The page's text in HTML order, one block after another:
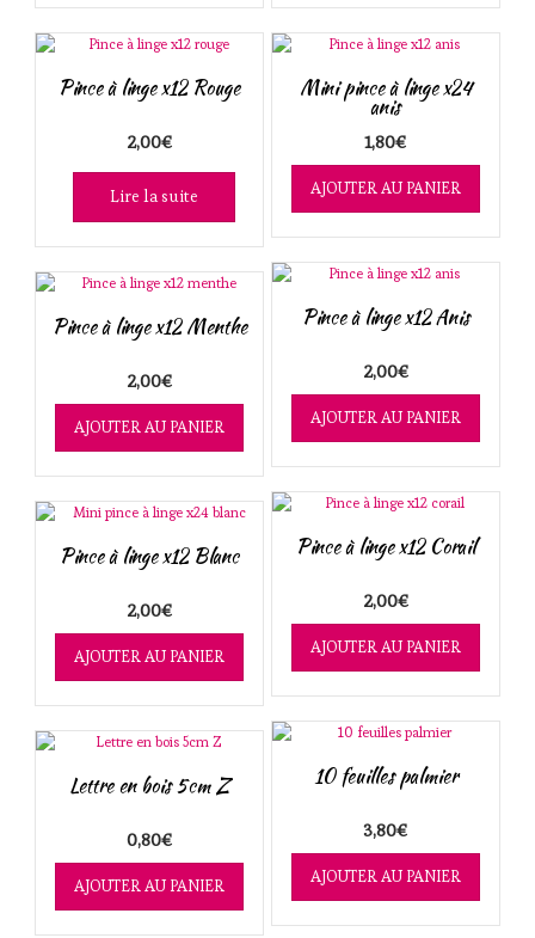
Mini pince à linge x24
anis
1,80€
AJOUTER AU PANIER
Pince à linge x12 Rouge
2,00€
Lire la suite
Pince à linge x12 Anis
2,00€
AJOUTER AU PANIER
Pince à linge x12 Menthe
2,00€
AJOUTER AU PANIER
Pince à linge x12 Corail
2,00€
AJOUTER AU PANIER
Pince à linge x12 Blanc
2,00€
AJOUTER AU PANIER
10 feuilles palmier
3,80€
AJOUTER AU PANIER
Lettre en bois 5cm Z
0,80€
AJOUTER AU PANIER